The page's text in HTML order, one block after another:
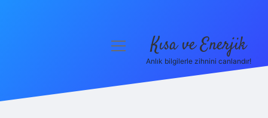
menüyü
Kısa ve Enerjik
Anlık bilgilerle zihnini canlandır!